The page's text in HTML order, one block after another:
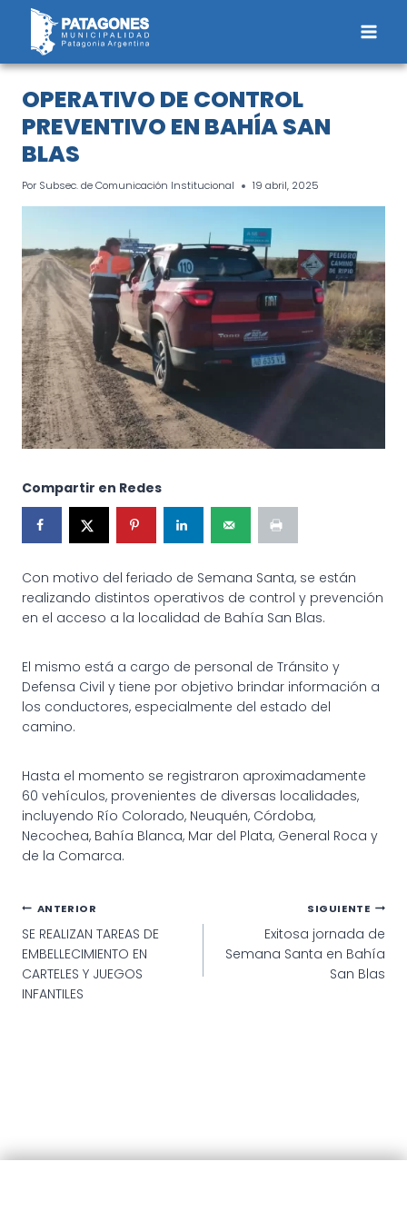
Saltar
contenido
OPERATIVO DE CONTROL
PREVENTIVO EN BAHÍA SAN
BLAS
Por Subsec. de Comunicación Institucional 19 abril, 2025
Compartir en Redes
Con motivo del feriado de Semana Santa, se están
realizando distintos operativos de control y prevención
en el acceso a la localidad de Bahía San Blas.
El mismo está a cargo de personal de Tránsito y
Defensa Civil y tiene por objetivo brindar información a
los conductores, especialmente del estado del
camino.
Hasta el momento se registraron aproximadamente
60 vehículos, provenientes de diversas localidades,
incluyendo Río Colorado, Neuquén, Córdoba,
Necochea, Bahía Blanca, Mar del Plata, General Roca y
de la Comarca.
Navegación
de
entradas
ANTERIOR
SE REALIZAN TAREAS DE
EMBELLECIMIENTO EN
CARTELES Y JUEGOS
INFANTILES
SIGUIENTE
Exitosa jornada de
Semana Santa en Bahía
San Blas